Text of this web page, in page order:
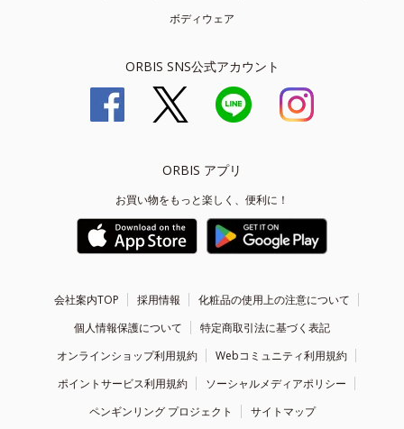
ボディウェア
ORBIS SNS公式アカウント
ORBIS アプリ
お買い物をもっと楽しく、便利に！
会社案内TOP 採用情報
化粧品の使用上の注意について
個人情報保護について
特定商取引法に基づく表記
オンラインショップ利用規約
Webコミュニティ利用規約
ポイントサービス利用規約
ソーシャルメディアポリシー
ペンギンリング プロジェクト
サイトマップ